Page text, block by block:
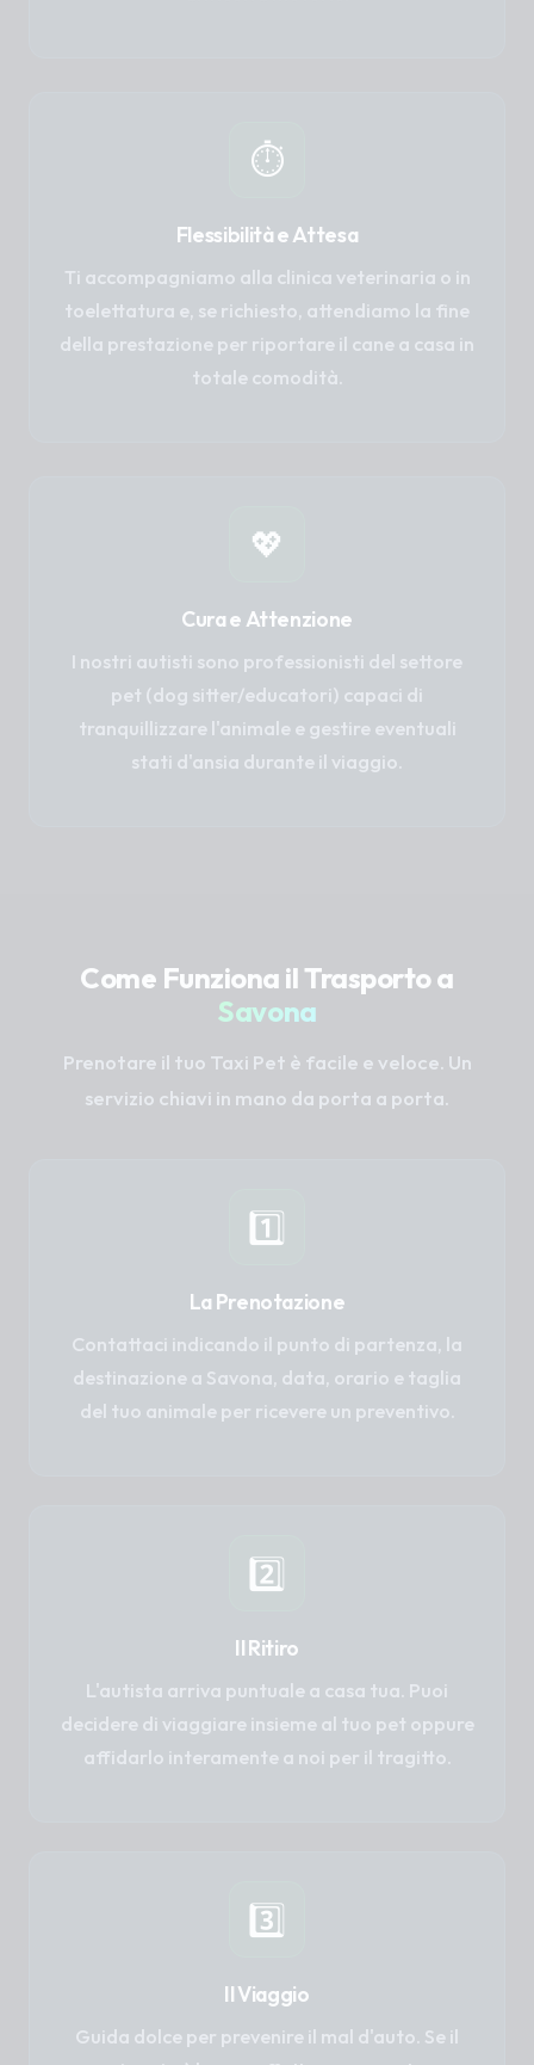
⏱️
Flessibilità e Attesa
Ti accompagniamo alla clinica veterinaria o in
toelettatura e, se richiesto, attendiamo la fine
della prestazione per riportare il cane a casa in
totale comodità.
💖
Cura e Attenzione
I nostri autisti sono professionisti del settore
pet (dog sitter/educatori) capaci di
tranquillizzare l'animale e gestire eventuali
stati d'ansia durante il viaggio.
Come Funziona il Trasporto a
Savona
Prenotare il tuo Taxi Pet è facile e veloce. Un
servizio chiavi in mano da porta a porta.
1️⃣
La Prenotazione
Contattaci indicando il punto di partenza, la
destinazione a Savona, data, orario e taglia
del tuo animale per ricevere un preventivo.
2️⃣
Il Ritiro
L'autista arriva puntuale a casa tua. Puoi
decidere di viaggiare insieme al tuo pet oppure
affidarlo interamente a noi per il tragitto.
3️⃣
Il Viaggio
Guida dolce per prevenire il mal d'auto. Se il